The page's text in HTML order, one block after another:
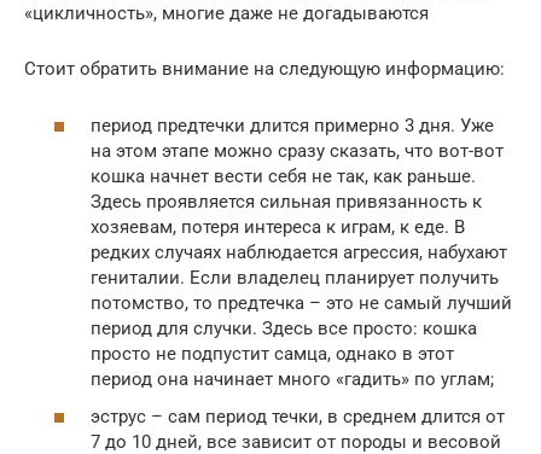
«цикличность», многие даже не догадываются
Стоит обратить внимание на следующую информацию:
период предтечки длится примерно 3 дня. Уже
на этом этапе можно сразу сказать, что вот-вот
кошка начнет вести себя не так, как раньше.
Здесь проявляется сильная привязанность к
хозяевам, потеря интереса к играм, к еде. В
редких случаях наблюдается агрессия, набухают
гениталии. Если владелец планирует получить
потомство, то предтечка – это не самый лучший
период для случки. Здесь все просто: кошка
просто не подпустит самца, однако в этот
период она начинает много «гадить» по углам;
эструс – сам период течки, в среднем длится от
7 до 10 дней, все зависит от породы и весовой